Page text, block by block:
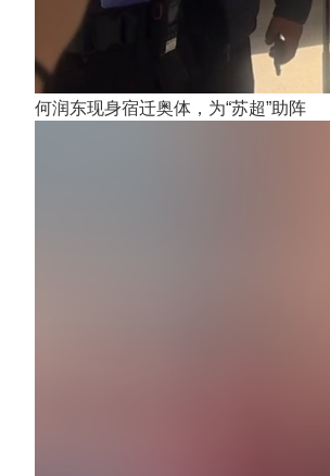
何润东现身宿迁奥体，为“苏超”助阵